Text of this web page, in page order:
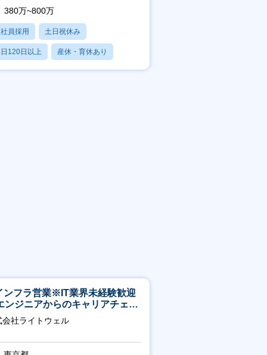
380万~800万
員採用 土日祝休み
120日以上 産休・育休あり
業20時間以内
ンフラ営業※IT業界未経験歓迎
ンジニアからのキャリアチェン
※【週3～4日リモート可能】
会社ライトウェル